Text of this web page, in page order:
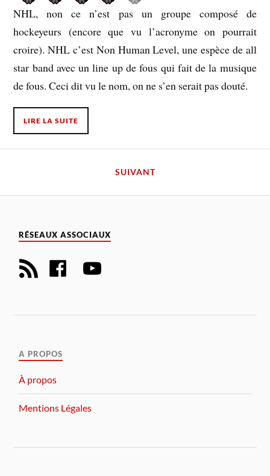
NHL, non ce n’est pas un groupe composé de
hockeyeurs (encore que vu l’acronyme on pourrait
croire). NHL c’est Non Human Level, une espèce de all
star band avec un line up de fous qui fait de la musique
de fous. Ceci dit vu le nom, on ne s’en serait pas douté.
LIRE LA SUITE
SUIVANT
RÉSEAUX ASSOCIAUX
A PROPOS
À propos
Mentions Légales